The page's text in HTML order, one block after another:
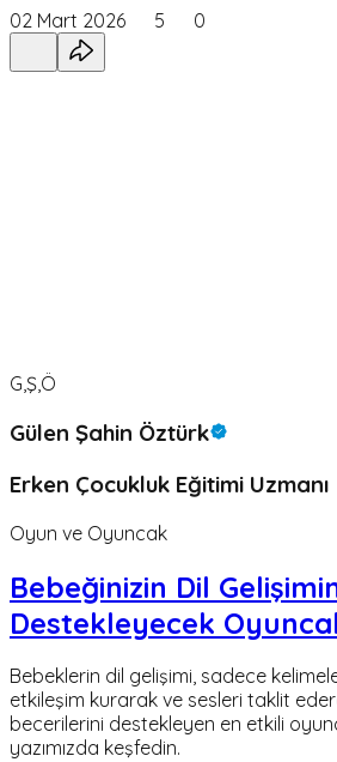
02 Mart 2026 5 0
G,Ş,Ö
Gülen Şahin Öztürk
Erken Çocukluk Eğitimi Uzmanı
Oyun ve Oyuncak
Bebeğinizin Dil
Destekleyecek
Bebeklerin dil gelişimi, sadece
etkileşim kurarak ve sesleri taklit
becerilerini destekleyen en etkili
yazımızda keşfedin.